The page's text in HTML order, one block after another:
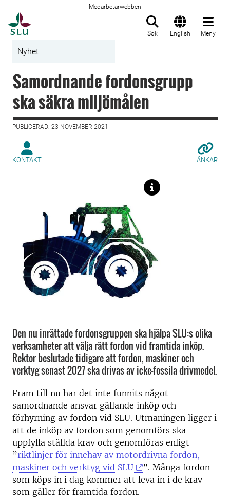
Medarbetarwebben
Sök English Meny
Nyhet
Samordnande fordonsgrupp
ska säkra miljömålen
PUBLICERAD: 23 NOVEMBER 2021
KONTAKT LÄNKAR
Den nu inrättade fordonsgruppen ska hjälpa SLU:s olika
verksamheter att välja rätt fordon vid framtida inköp.
Rektor beslutade tidigare att fordon, maskiner och
verktyg senast 2027 ska drivas av icke-fossila drivmedel.
Fram till nu har det inte funnits något
samordnande ansvar gällande inköp och
förhyrning av fordon vid SLU. Utmaningen ligger i
att de inköp av fordon som genomförs ska
uppfylla ställda krav och genomföras enligt
”riktlinjer för innehav av motordrivna fordon,
maskiner och verktyg vid SLU
”. Många fordon
som köps in i dag kommer att leva in i de krav
som gäller för framtida fordon.